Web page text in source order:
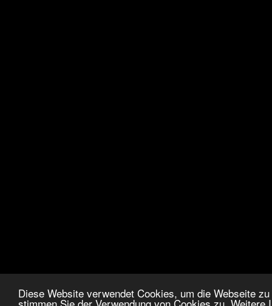
Diese Website verwendet Cookies, um die Webseite